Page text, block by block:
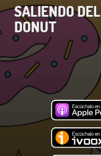
SALIENDO DEL
DONUT